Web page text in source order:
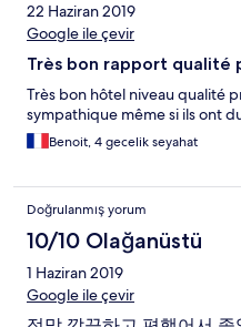
22 Haziran 2019
Google ile çevir
Très bon rapport qualité
Très bon hôtel niveau qualité
sympathique même si ils ont
Benoit, 4 gecelik seyahat
Doğrulanmış yorum
10/10 Olağanüstü
1 Haziran 2019
Google ile çevir